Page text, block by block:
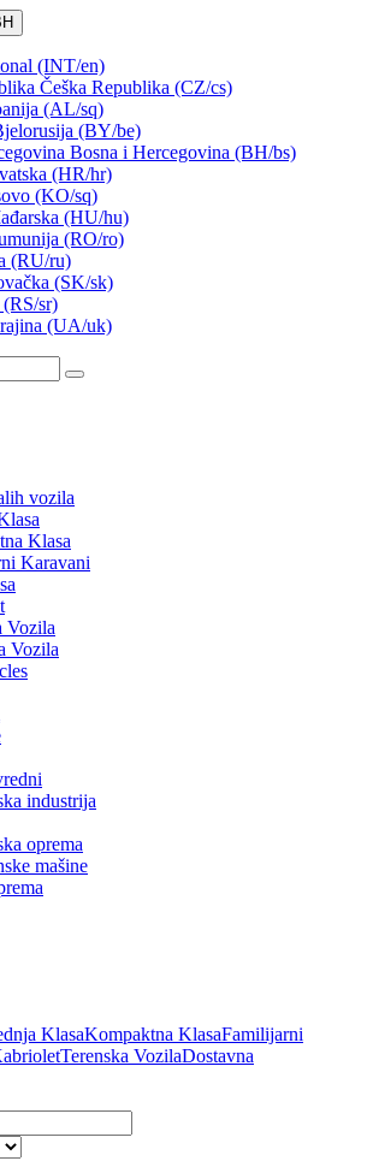
(INT/en)
Češka Republika (CZ/cs)
(AL/sq)
(BY/be)
Bosna i Hercegovina (BH/bs)
(HR/hr)
(KO/sq)
(HU/hu)
(RO/ro)
(RU/ru)
(SK/sk)
sr)
(UA/uk)
vozila
Klasa
Karavani
Vozila
Vozila
industrija
oprema
mašine
KlasaKompaktna KlasaFamilijarni
Terenska VozilaDostavna